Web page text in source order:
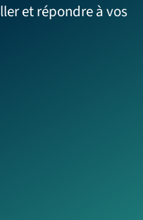
et répondre à vos